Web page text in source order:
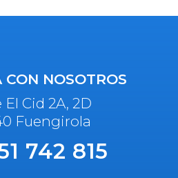
CON NOSOTROS
El Cid 2A, 2D
Fuengirola
742 815